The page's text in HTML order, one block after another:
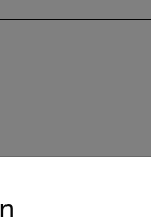
access the